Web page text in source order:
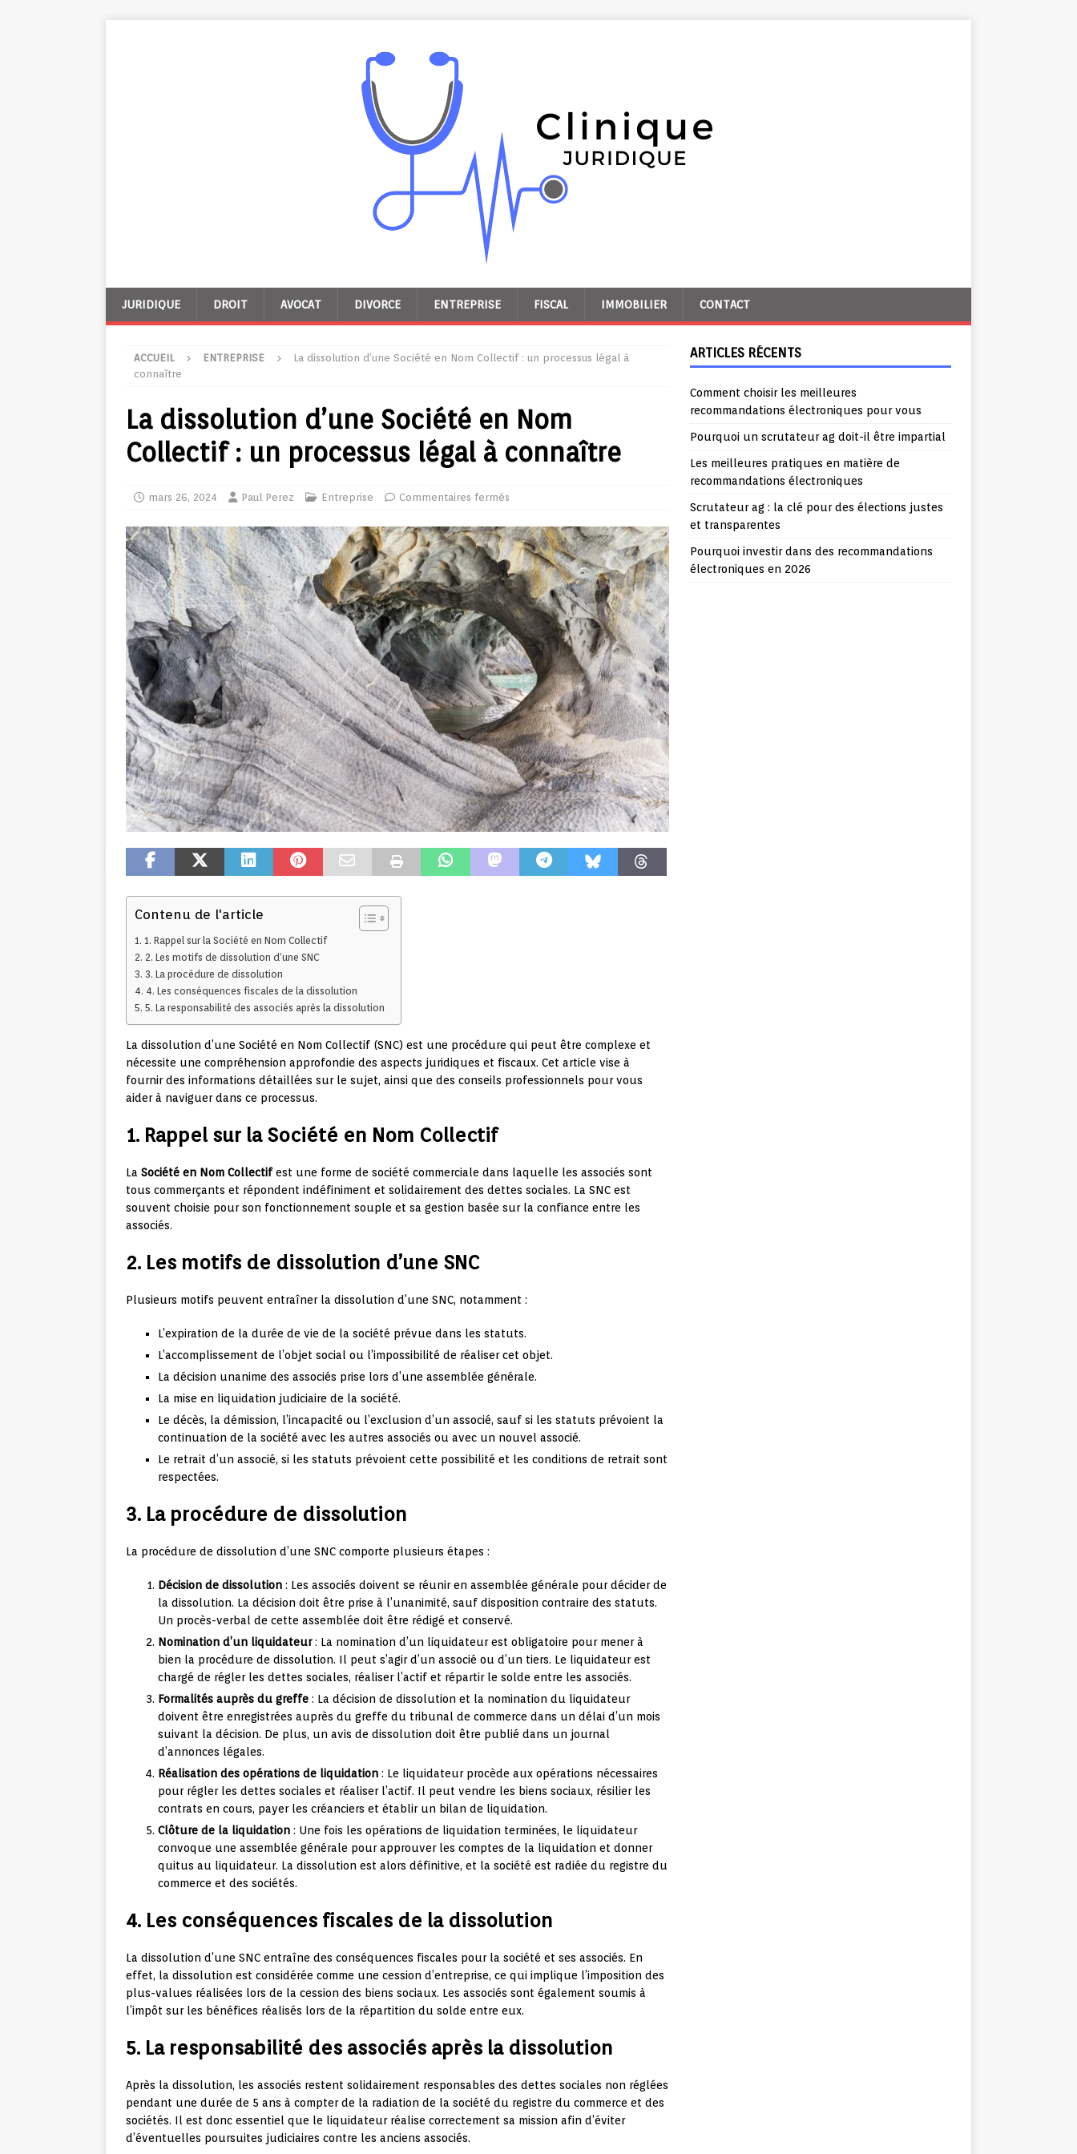
JURIDIQUE DROIT AVOCAT DIVORCE ENTREPRISE FISCAL IMMOBILIER CONTACT
ACCUEIL ENTREPRISE
La dissolution d’une Société en Nom Collectif : un processus légal à
connaître
La dissolution d’une Société en Nom
Collectif : un processus légal à connaître
mars 26, 2024 Paul Perez Entreprise Commentaires fermés
Contenu de l'article
1. Rappel sur la Société en Nom Collectif
2. Les motifs de dissolution d’une SNC
3. La procédure de dissolution
4. Les conséquences fiscales de la dissolution
5. La responsabilité des associés après la dissolution
La dissolution d’une Société en Nom Collectif (SNC) est une procédure qui peut être complexe et
nécessite une compréhension approfondie des aspects juridiques et fiscaux. Cet article vise à
fournir des informations détaillées sur le sujet, ainsi que des conseils professionnels pour vous
aider à naviguer dans ce processus.
1. Rappel sur la Société en Nom Collectif
La Société en Nom Collectifest une forme de société commerciale dans laquelle les associés sont
tous commerçants et répondent indéfiniment et solidairement des dettes sociales. La SNC est
souvent choisie pour son fonctionnement souple et sa gestion basée sur la confiance entre les
associés.
2. Les motifs de dissolution d’une SNC
Plusieurs motifs peuvent entraîner la dissolution d’une SNC, notamment :
L’expiration de la durée de vie de la société prévue dans les statuts.
L’accomplissement de l’objet social ou l’impossibilité de réaliser cet objet.
La décision unanime des associés prise lors d’une assemblée générale.
La mise en liquidation judiciaire de la société.
Le décès, la démission, l’incapacité ou l’exclusion d’un associé, sauf si les statuts prévoient la
continuation de la société avec les autres associés ou avec un nouvel associé.
Le retrait d’un associé, si les statuts prévoient cette possibilité et les conditions de retrait sont
respectées.
3. La procédure de dissolution
La procédure de dissolution d’une SNC comporte plusieurs étapes :
Décision de dissolution : Les associés doivent se réunir en assemblée générale pour décider de
la dissolution. La décision doit être prise à l’unanimité, sauf disposition contraire des statuts.
Un procès-verbal de cette assemblée doit être rédigé et conservé.
Nomination d’un liquidateur: La nomination d’un liquidateur est obligatoire pour mener à
bien la procédure de dissolution. Il peut s’agir d’un associé ou d’un tiers. Le liquidateur est
chargé de régler les dettes sociales, réaliser l’actif et répartir le solde entre les associés.
Formalités auprès du greffe : La décision de dissolution et la nomination du liquidateur
doivent être enregistrées auprès du greffe du tribunal de commerce dans un délai d’un mois
suivant la décision. De plus, un avis de dissolution doit être publié dans un journal
d’annonces légales.
Réalisation des opérations de liquidation : Le liquidateur procède aux opérations nécessaires
pour régler les dettes sociales et réaliser l’actif. Il peut vendre les biens sociaux, résilier les
contrats en cours, payer les créanciers et établir un bilan de liquidation.
Clôture de la liquidation : Une fois les opérations de liquidation terminées, le liquidateur
convoque une assemblée générale pour approuver les comptes de la liquidation et donner
quitus au liquidateur. La dissolution est alors définitive, et la société est radiée du registre du
commerce et des sociétés.
4. Les conséquences fiscales de la dissolution
La dissolution d’une SNC entraîne des conséquences fiscales pour la société et ses associés. En
effet, la dissolution est considérée comme une cession d’entreprise, ce qui implique l’imposition des
plus-values réalisées lors de la cession des biens sociaux. Les associés sont également soumis à
l’impôt sur les bénéfices réalisés lors de la répartition du solde entre eux.
5. La responsabilité des associés après la dissolution
Après la dissolution, les associés restent solidairement responsables des dettes sociales non réglées
pendant une durée de 5 ans à compter de la radiation de la société du registre du commerce et des
sociétés. Il est donc essentiel que le liquidateur réalise correctement sa mission afin d’éviter
d’éventuelles poursuites judiciaires contre les anciens associés.
ARTICLES RÉCENTS
Comment choisir les meilleures
recommandations électroniques pour vous
Pourquoi un scrutateur ag doit-il être impartial
Les meilleures pratiques en matière de
recommandations électroniques
Scrutateur ag : la clé pour des élections justes
et transparentes
Pourquoi investir dans des recommandations
électroniques en 2026